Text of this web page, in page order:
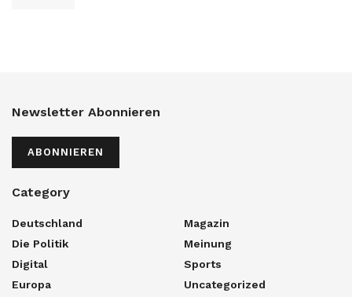
Newsletter Abonnieren
ABONNIEREN
Category
Deutschland
Die Politik
Digital
Europa
Magazin
Meinung
Sports
Uncategorized